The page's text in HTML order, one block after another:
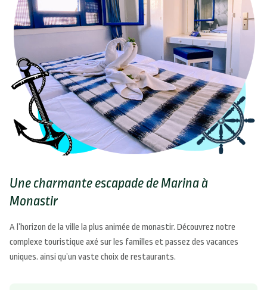
Une charmante escapade de Marina à
Monastir
A l’horizon de la ville la plus animée de monastir. Découvrez notre
complexe touristique axé sur les familles et passez des vacances
uniques. ainsi qu’un vaste choix de restaurants.